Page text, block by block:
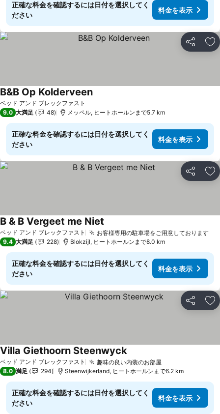
正確な料金を確認するには日付を選択してく
ださい
料金を表示
シェア お
ベッド アンド ブレックファスト
B&B Op Kolderveen料金を表示
9.0 大満足 48 メッペル, ヒートホールンまで5.7 km
正確な料金を確認するには日付を選択してく
ださい
料金を表示
シェア お
ベッド アンド ブレックファスト お客様専用の駐車場をご用意しております料
B & B Vergeet me Niet
9.4 大満足 228 Blokzijl, ヒートホールンまで8.0 km
正確な料金を確認するには日付を選択してく
ださい
料金を表示
シェア お
ベッド アンド ブレックファスト 趣味の良い内装のお部屋料金を表示
Villa Giethoorn Steenwyck料金を表示
8.0 満足 294 Steenwijkerland, ヒートホールンまで6.2 km
正確な料金を確認するには日付を選択してく
ださい
料金を表示